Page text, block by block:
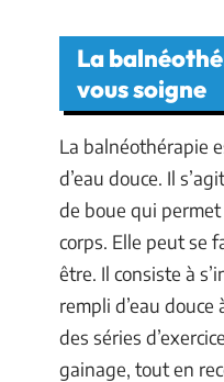
La
vous soigne
La balnéothérapie
d’eau douce. Il
de boue qui
corps. Elle peut se
être. Il consiste à
rempli d’eau
des séries
gainage, tout en